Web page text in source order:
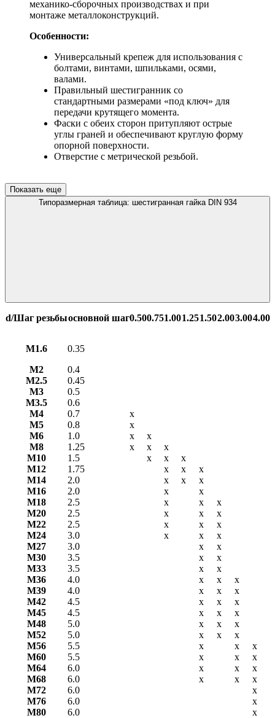
механико-сборочных производствах и при
монтаже металлоконструкций.
Особенности:
Универсальный крепеж для использования с
болтами, винтами, шпильками, осями,
валами.
Правильный шестигранник со
стандартными размерами «под ключ» для
передачи крутящего момента.
Фаски с обеих сторон притупляют острые
углы граней и обеспечивают круглую форму
опорной поверхности.
Отверстие с метрической резьбой.
Показать еще
Типоразмерная таблица: шестигранная гайка DIN 934
d/Шаг резьбыосновной шаг0.500.751.001.251.502.003.004.00
М1.6
0.35
М2
0.4
М2.5
0.45
М3
0.5
М3.5
0.6
М4
0.7
х
М5
0.8
х
М6
1.0 х
х
М8
1.25 х х
х
М10
1.5 х х
х
М12
1.75 х х
х
М14
2.0 х х
х
М16
2.0 х
х
М18
2.5 х х
х
М20
2.5 х х
х
М22
2.5 х х
х
М24
3.0 х х
х
М27
3.0 х
х
М30
3.5 х
х
М33
3.5 х
х
М36
4.0 х х
х
М39
4.0 х х
х
М42
4.5 х х
х
М45
4.5 х х
х
М48
5.0 х х
х
М52
5.0 х х
х
М56
5.5 х х
х
М60
5.5 х х
х
М64
6.0 х х
х
М68
6.0 х х
х
М72
6.0
х
М76
6.0
х
М80
6.0 х